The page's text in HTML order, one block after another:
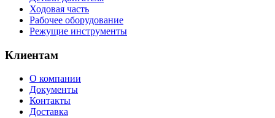
Ходовая часть
Рабочее оборудование
Режущие инструменты
Клиентам
О компании
Документы
Контакты
Доставка